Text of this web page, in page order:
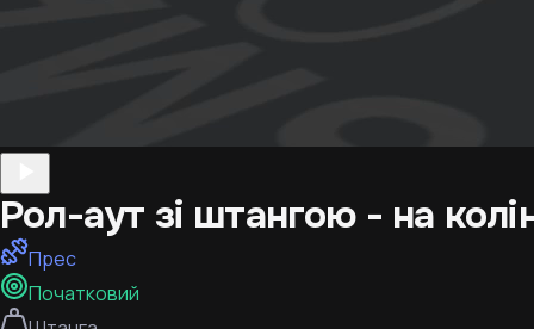
Рол-аут зі штангою - на
Прес
Початковий